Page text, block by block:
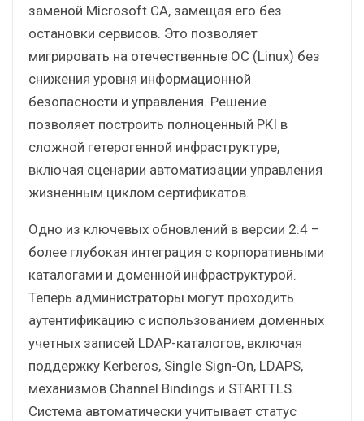
заменой Microsoft CA, замещая его без
остановки сервисов. Это позволяет
мигрировать на отечественные ОС (Linux) без
снижения уровня информационной
безопасности и управления. Решение
позволяет построить полноценный PKI в
сложной гетерогенной инфраструктуре,
включая сценарии автоматизации управления
жизненным циклом сертификатов.
Одно из ключевых обновлений в версии 2.4 –
более глубокая интеграция с корпоративными
каталогами и доменной инфраструктурой.
Теперь администраторы могут проходить
аутентификацию с использованием доменных
учетных записей LDAP-каталогов, включая
поддержку Kerberos, Single Sign-On, LDAPS,
механизмов Channel Bindings и STARTTLS.
Система автоматически учитывает статус